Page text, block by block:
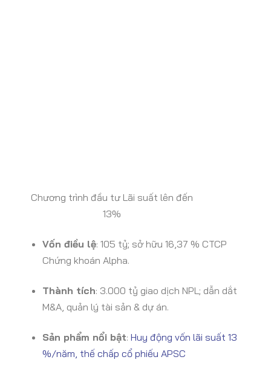
Chương trình đầu tư Lãi suất lên đến
13%
Vốn điều lệ: 105 tỷ; sở hữu 16,37 % CTCP
Chứng khoán Alpha.
Thành tích: 3.000 tỷ giao dịch NPL; dẫn dắt
M&A, quản lý tài sản & dự án.
Sản phẩm nổi bật: Huy động vốn lãi suất 13
%/năm, thế chấp cổ phiếu APSC